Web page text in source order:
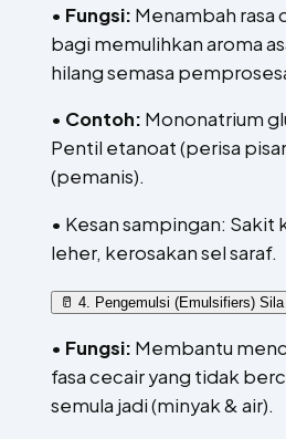
• Fungsi: Menambah rasa
bagi memulihkan aroma
hilang semasa
• Contoh: Mononatrium
Pentil etanoat (perisa
(pemanis).
• Kesan sampingan: Sakit
leher, kerosakan sel saraf.
🥛 4. Pengemulsi (Emulsifiers)
• Fungsi: Membantu
fasa cecair yang tidak
semula jadi (minyak & air).